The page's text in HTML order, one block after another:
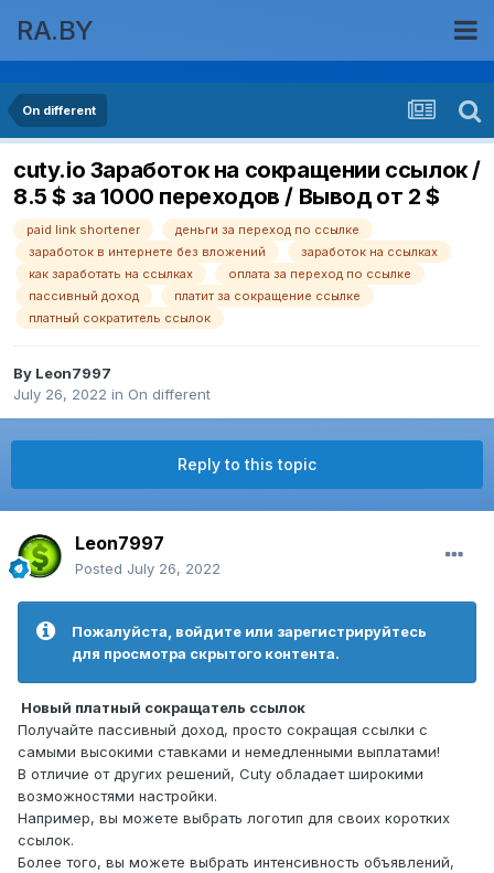
RA.BY
On different
cuty.io Заработок на сокращении ссылок /
8.5 $ за 1000 переходов / Вывод от 2 $
paid link shortener
деньги за переход по ссылке
заработок в интернете без вложений
заработок на ссылках
как заработать на ссылках
оплата за переход по ссылке
пассивный доход
платит за сокращение ссылке
платный сократитель ссылок
By Leon7997
July 26, 2022 in On different
Reply to this topic
Leon7997
Posted July 26, 2022
Пожалуйста, войдите или зарегистрируйтесь
для просмотра скрытого контента.
Новый платный сокращатель ссылок
Получайте пассивный доход, просто сокращая ссылки с
самыми высокими ставками и немедленными выплатами!
В отличие от других решений, Cuty обладает широкими
возможностями настройки.
Например, вы можете выбрать логотип для своих коротких
ссылок.
Более того, вы можете выбрать интенсивность объявлений,